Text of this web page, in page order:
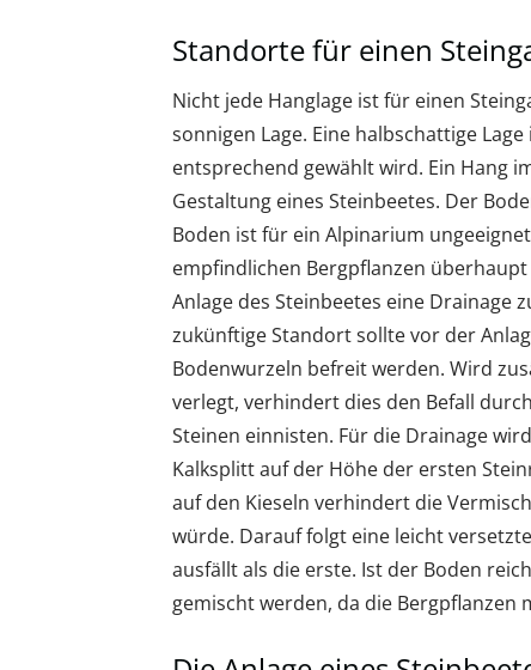
Standorte für einen
Nicht jede Hanglage ist für einen
sonnigen Lage. Eine halbschattige
entsprechend gewählt wird. Ein Hang
Gestaltung eines Steinbeetes. Der
Boden ist für ein Alpinarium
empfindlichen Bergpflanzen
Anlage des Steinbeetes eine Drainage
zukünftige Standort sollte vor der
Bodenwurzeln befreit werden. Wird
verlegt, verhindert dies den Befall
Steinen einnisten. Für die Drainage
Kalksplitt auf der Höhe der ersten
auf den Kieseln verhindert die
würde. Darauf folgt eine leicht
ausfällt als die erste. Ist der Boden
gemischt werden, da die Bergpflanzen